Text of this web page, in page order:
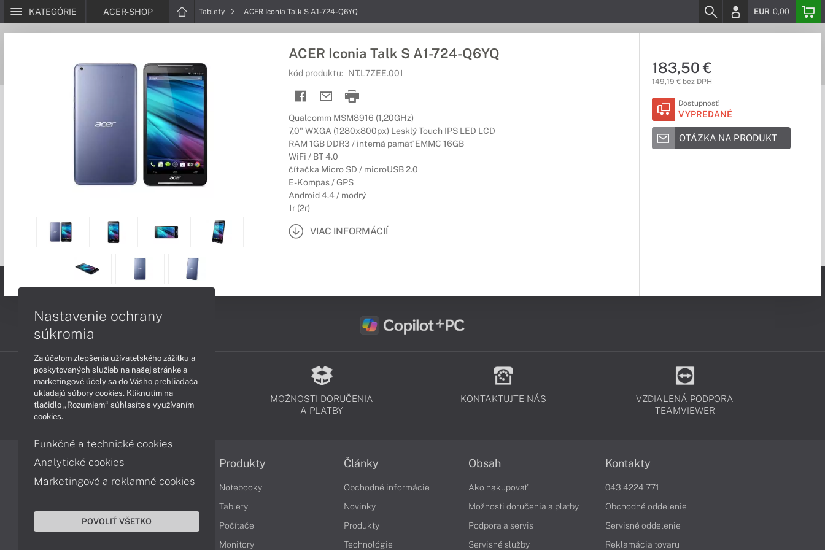
KATEGÓRIE ACER-SHOP Tablety ACER Iconia Talk S A1-724-Q6YQ EUR 0,00
ACER Iconia Talk S A1-724-Q6YQ
kód produktu: NT.L7ZEE.001
Qualcomm MSM8916 (1,20GHz)
7,0" WXGA (1280x800px) Lesklý Touch IPS LED LCD
RAM 1GB DDR3 / interná pamäť EMMC 16GB
WiFi / BT 4.0
čítačka Micro SD / microUSB 2.0
E-Kompas / GPS
Android 4.4 / modrý
1r (2r)
VIAC INFORMÁCIÍ
183,50 €
149,19 € bez DPH
Dostupnosť:
VYPREDANÉ
OTÁZKA NA PRODUKT
PODPORA A SERVIS
MOŽNOSTI DORUČENIA
A PLATBY
KONTAKTUJTE NÁS
VZDIALENÁ PODPORA
TEAMVIEWER
Informácie
Obchodné podmienky
Ochrana osobných údajov
Produkty
Notebooky
Tablety
Počítače
Monitory
Články
Obchodné informácie
Novinky
Produkty
Technológie
Obsah
Ako nakupovať
Možnosti doručenia a platby
Podpora a servis
Servisné služby
Kontakty
043 4224 771
Obchodné oddelenie
Servisné oddelenie
Reklamácia tovaru
Nastavenie ochrany
súkromia
Za účelom zlepšenia užívateľského zážitku a
poskytovaných služieb na našej stránke a
marketingové účely sa do Vášho prehliadača
ukladajú súbory cookies. Kliknutím na
tlačidlo „Rozumiem“ súhlasíte s využívaním
cookies.
Funkčné a technické cookies
Analytické cookies
Marketingové a reklamné cookies
POVOLIŤ VŠETKO